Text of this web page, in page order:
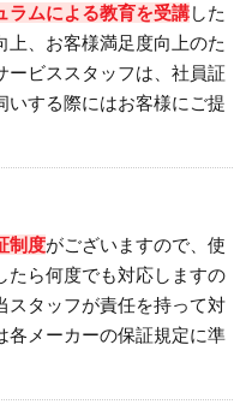
ラムによる教育を受講した
上、お客様満足度向上のた
ービススタッフは、社員証
いする際にはお客様にご提
制度がございますので、使
たら何度でも対応しますの
スタッフが責任を持って対
メーカーの保証規定に準